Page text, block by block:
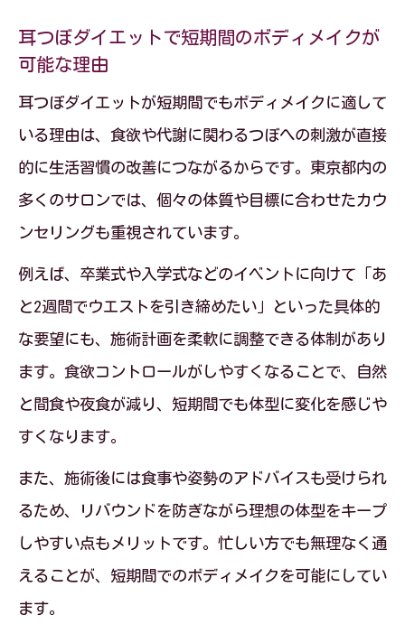
耳つぼダイエットで短期間のボディメイクが
可能な理由
耳つぼダイエットが短期間でもボディメイクに適して
いる理由は、食欲や代謝に関わるつぼへの刺激が直接
的に生活習慣の改善につながるからです。東京都内の
多くのサロンでは、個々の体質や目標に合わせたカウ
ンセリングも重視されています。
例えば、卒業式や入学式などのイベントに向けて「あ
と2週間でウエストを引き締めたい」といった具体的
な要望にも、施術計画を柔軟に調整できる体制があり
ます。食欲コントロールがしやすくなることで、自然
と間食や夜食が減り、短期間でも体型に変化を感じや
すくなります。
また、施術後には食事や姿勢のアドバイスも受けられ
るため、リバウンドを防ぎながら理想の体型をキープ
しやすい点もメリットです。忙しい方でも無理なく通
えることが、短期間でのボディメイクを可能にしてい
ます。